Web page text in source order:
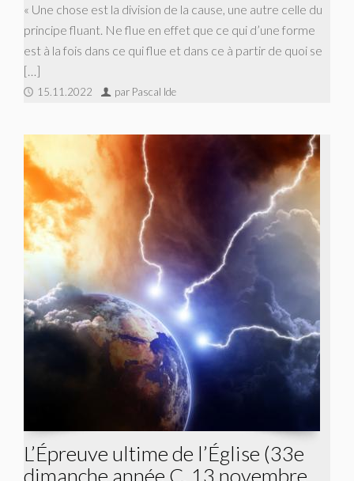
« Une chose est la division de la cause, une autre celle du
principe fluant. Ne flue en effet que ce qui d’une forme
est à la fois dans ce qui flue et dans ce à partir de quoi se
[…]
15.11.2022 par Pascal Ide
L’Épreuve ultime de l’Église (33e
dimanche année C. 13 novembre